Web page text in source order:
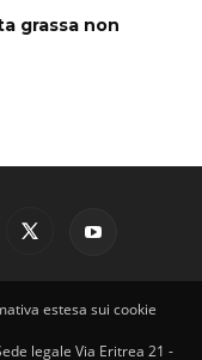
grassa non
estesa sui cookie
legale Via Eritrea 21 -